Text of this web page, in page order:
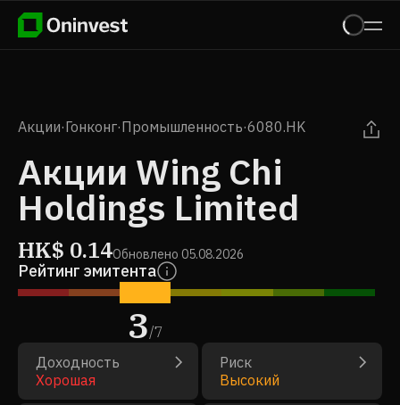
Акции·Гонконг·Промышленность·6080.HK
Акции Wing Chi
Holdings Limited
HK$ 0.14Обновлено 05.08.2026
Рейтинг эмитента
3/7
Доходность
Хорошая
Риск
Высокий